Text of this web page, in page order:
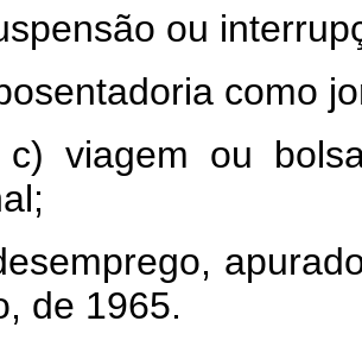
ou
como
ou bolsa de
apurado
de 1965.